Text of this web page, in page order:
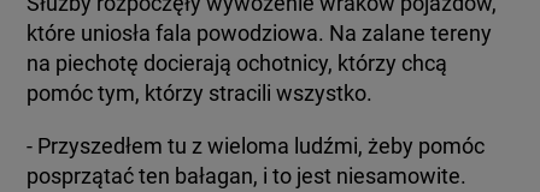
które uniosła fala powodziowa. Na zalane tereny
na piechotę docierają ochotnicy, którzy chcą
pomóc tym, którzy stracili wszystko.
- Przyszedłem tu z wieloma ludźmi, żeby pomóc
posprzątać ten bałagan, i to jest niesamowite.